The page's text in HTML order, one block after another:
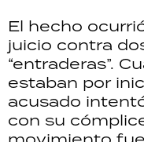
El hecho
juicio contra
“entraderas”.
estaban por
acusado
con su
GRAN
SALUD